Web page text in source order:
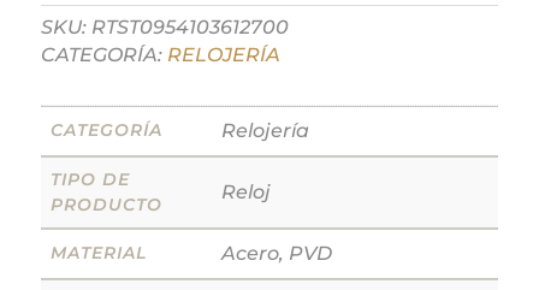
SKU: RTST0954103612700
CATEGORÍA: RELOJERÍA
CATEGORÍA Relojería
TIPO DE
PRODUCTO
Reloj
MATERIAL Acero, PVD